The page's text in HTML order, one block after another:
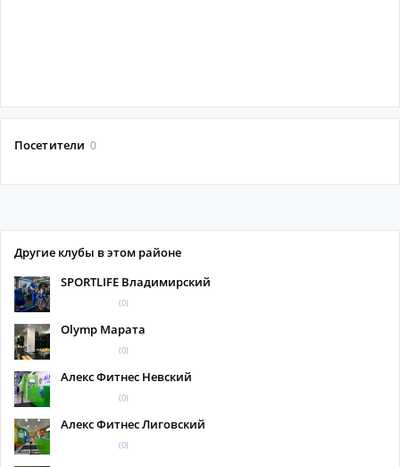
Посетители 0
Другие клубы в этом районе
SPORTLIFE Владимирский
(0)
Olymp Марата
(0)
Алекс Фитнес Невский
(0)
Алекс Фитнес Лиговский
(0)